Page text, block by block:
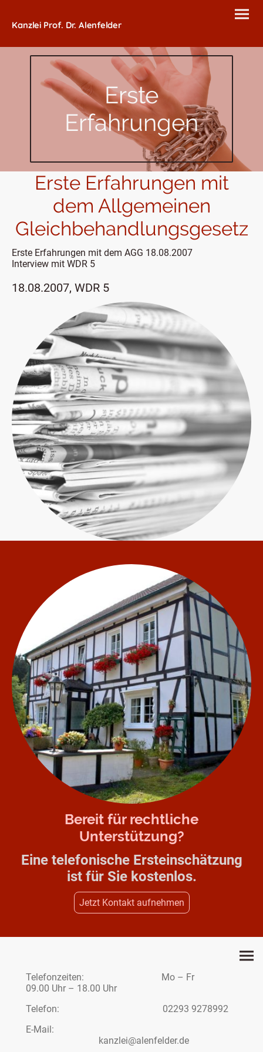
Kanzlei Prof. Dr. Alenfelder
Erste
Erfahrungen
Erste Erfahrungen mit
dem Allgemeinen
Gleichbehandlungsgesetz
Erste Erfahrungen mit dem AGG 18.08.2007
Interview mit WDR 5
18.08.2007, WDR 5
Bereit für rechtliche
Unterstützung?
Eine telefonische Ersteinschätzung
ist für Sie kostenlos.
Jetzt Kontakt aufnehmen
Telefonzeiten: Mo – Fr
09.00 Uhr – 18.00 Uhr
Telefon: 02293 9278992
E-Mail:
kanzlei@alenfelder.de